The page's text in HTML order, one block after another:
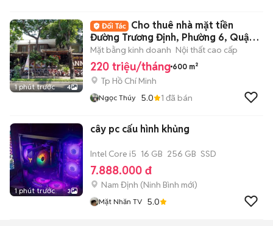
1 phút trước 4
Cho thuê nhà mặt tiền
Đường Trương Định, Phường 6, Quận
3. DT: 30x20m
Mặt bằng kinh doanh Nội thất cao cấp
220 triệu/tháng 600 m²
Tp Hồ Chí Minh
Ngọc Thúy 5.0 1 đã bán
1 phút trước 3
cây pc cấu hình khủng
Intel Core i5 16 GB 256 GB SSD
7.888.000 đ
Nam Định (Ninh Bình mới)
Mặt Nhăn TV 5.0